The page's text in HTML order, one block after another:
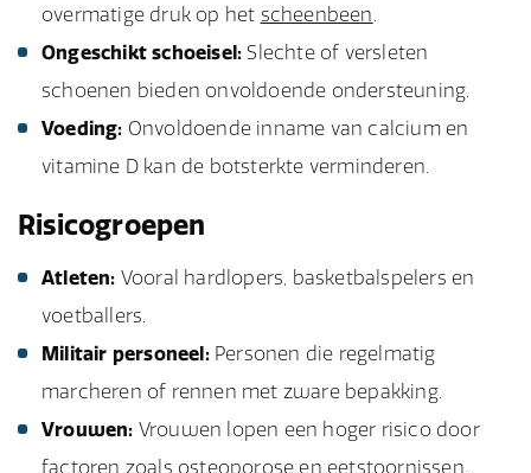
overmatige druk op het scheenbeen.
Ongeschikt schoeisel: Slechte of versleten
schoenen bieden onvoldoende ondersteuning.
Voeding: Onvoldoende inname van calcium en
vitamine D kan de botsterkte verminderen.
Risicogroepen
Atleten: Vooral hardlopers, basketbalspelers en
voetballers.
Militair personeel:Personen die regelmatig
marcheren of rennen met zware bepakking.
Vrouwen: Vrouwen lopen een hoger risico door
factoren zoals osteoporose en eetstoornissen.